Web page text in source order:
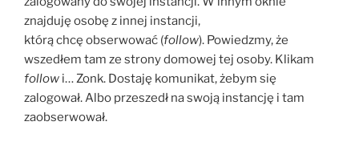
znajduję osobę z innej instancji,
którą chcę obserwować (follow). Powiedzmy, że
wszedłem tam ze strony domowej tej osoby. Klikam
follow i… Zonk. Dostaję komunikat, żebym się
zalogował. Albo przeszedł na swoją instancję i tam
zaobserwował.